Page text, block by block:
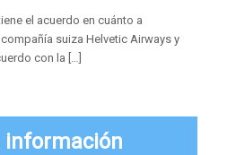
el acuerdo en cuánto a
suiza Helvetic Airways y
con la […]
información